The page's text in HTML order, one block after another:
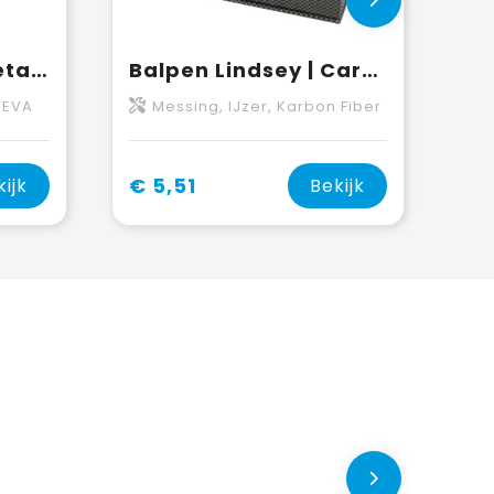
Balpen Malika | Metaal Balpen Lindsey | Carbon
Messing, IJzer, Karbon Fiber
€ 5,51 Bekijk